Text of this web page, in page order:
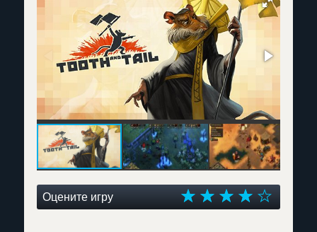
Оцените игру